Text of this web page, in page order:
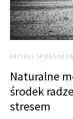
ARTYKUŁ
Naturalne
środek
stresem